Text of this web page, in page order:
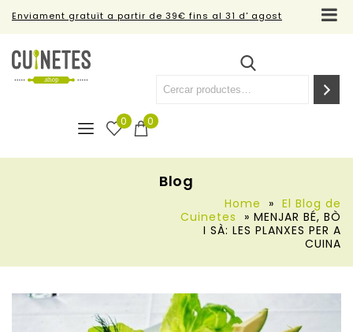
Enviament gratuït a partir de 39€ fins al 31 d' agost
0
0
Blog
Home » El Blog de
Cuinetes
» MENJAR BÉ, BÒ
I SÀ: LES PLANXES PER A
CUINA